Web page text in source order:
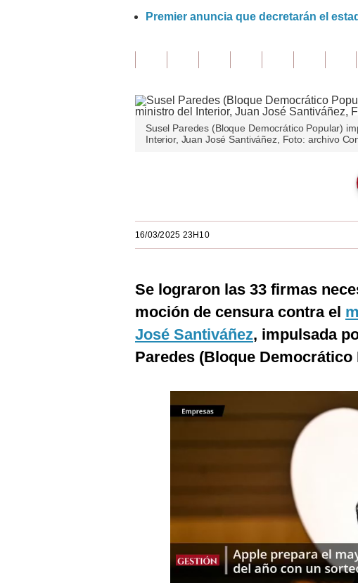
Premier anuncia que decretarán el
Susel Paredes (Bloque Democrático Popular)
Interior, Juan José Santiváñez, Foto: archivo
16/03/2025 23H10
Se lograron las 33 firmas
moción de censura contra el
José Santiváñez, impulsada
Paredes (Bloque Democrático